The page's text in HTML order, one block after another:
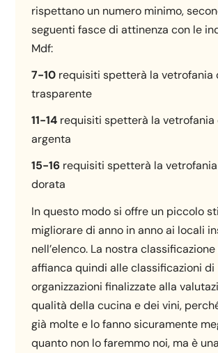
rispettano un numero minimo,
seguenti fasce di attinenza con le
Mdf:
7-10 requisiti spetterà la vetrofania
trasparente
11-14 requisiti spetterà la vetrofania
argenta
15-16 requisiti spetterà la vetrofania
dorata
In questo modo si offre un piccolo
migliorare di anno in anno ai locali
nell’elenco. La nostra classificazione
affianca quindi alle classificazioni di
organizzazioni finalizzate alla
qualità della cucina e dei vini,
già molte e lo fanno sicuramente
quanto non lo faremmo noi, ma è una